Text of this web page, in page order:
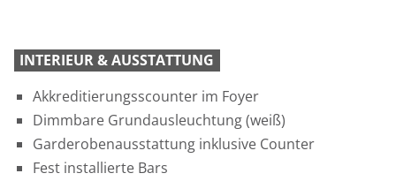
INTERIEUR & AUSSTATTUNG
Akkreditierungsscounter im Foyer
Dimmbare Grundausleuchtung (weiß)
Garderobenausstattung inklusive Counter
Fest installierte Bars